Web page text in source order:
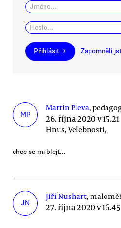
Přihlásit → Zapomněli
MP
Martin Pleva,
26. října 2020 v 15.21
Hnus, Velebnosti,
chce se mi blejt...
JN
Jiří Nushart,
27. října 2020 v 16.45